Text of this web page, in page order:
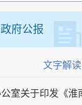
政府公报
文字解读